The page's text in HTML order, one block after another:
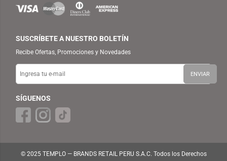
SUSCRÍBETE A NUESTRO BOLETÍN
Recibe Ofertas, Promociones y Novedades
SÍGUENOS
© 2025 TEMPLO — BRANDS RETAIL PERU S.A.C. Todos los Derechos